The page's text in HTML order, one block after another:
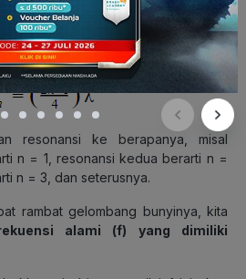
panjang kolom udara saat terjadi
dengan panjang gelombang
resonansi ke berapanya, misal
n = 1, resonansi kedua berarti n =
n = 3, dan seterusnya.
rambat gelombang bunyinya, kita
alami (f) yang dimiliki